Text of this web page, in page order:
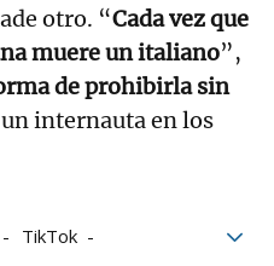
otro. “Cada vez que
muere un italiano”,
de prohibirla sin
internauta en los
TikTok